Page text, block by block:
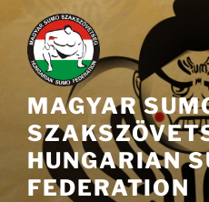
Tartalomhoz
MAGYAR
HUNGARIAN
FEDERATION